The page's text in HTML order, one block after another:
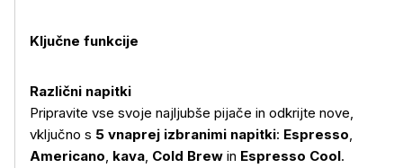
Ključne funkcije
Različni napitki
Pripravite vse svoje najljubše pijače in odkrijte nove,
vključno s 5 vnaprej izbranimi napitki: Espresso,
Americano, kava, Cold Brew in Espresso Cool.